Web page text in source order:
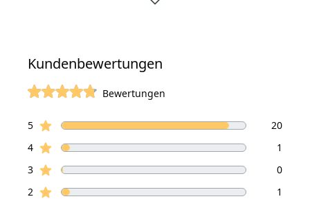
Kundenbewertungen
Bewertungen
Bewertungen
5Sterne Bewertungen
20
4Sterne Bewertungen
1
3Sterne Bewertungen
0
2 Sterne Bewertungen
1